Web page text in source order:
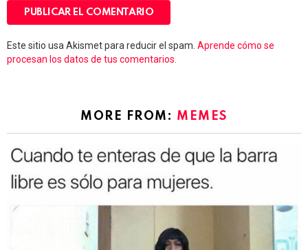
Este sitio usa Akismet para reducir el spam. Aprende cómo se
procesan los datos de tus comentarios.
MORE FROM: MEMES